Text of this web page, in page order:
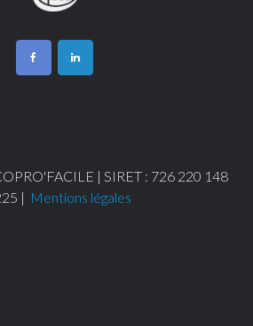
| SIRET : 726 220 148
| Mentions légales